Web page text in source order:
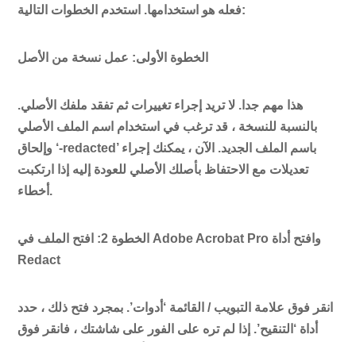
فعله هو استخدامها. استخدم الخطوات التالية:
الخطوة الأولى: عمل نسخة من الأصل
هذا مهم جدا. لا تريد إجراء تغييرات ثم تفقد ملفك الأصلي.
بالنسبة للنسخة ، قد ترغب في استخدام اسم الملف الأصلي
وإلحاق ‘-redacted’ باسم الملف الجديد. الآن ، يمكنك إجراء
تعديلات مع الاحتفاظ بأصلك الأصلي للعودة إليه إذا ارتكبت
أخطاء.
الخطوة 2: افتح الملف في Adobe Acrobat Pro وافتح أداة
Redact
انقر فوق علامة التبويب / القائمة ‘أدوات’. بمجرد فتح ذلك ، حدد
أداة ‘التنقيح’. إذا لم تره على الفور على شاشتك ، فانقر فوق